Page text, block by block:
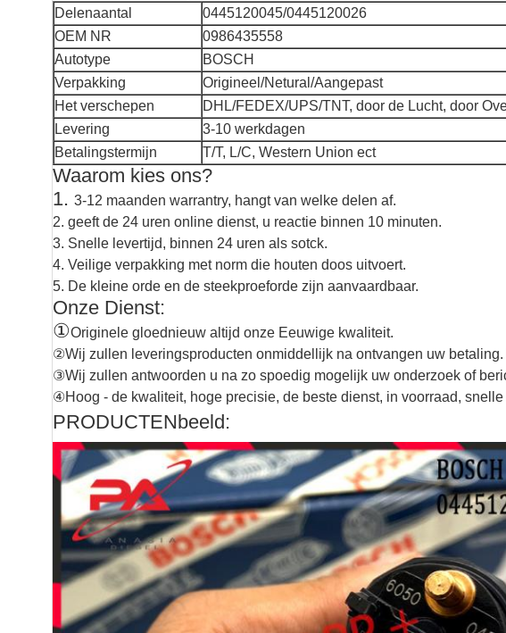
Delenaantal
0445120045/0445120026
OEM NR
0986435558
Autotype
BOSCH
Verpakking
Origineel/Netural/Aangepast
Het verschepen
DHL/FEDEX/UPS/TNT, door de Lucht, door
Levering
3-10 werkdagen
Betalingstermijn
T/T, L/C, Western Union ect
Waarom kies ons?
1. 3-12 maanden warrantry, hangt van welke delen af.
2. geeft de 24 uren online dienst, u reactie binnen 10 minuten.
3. Snelle levertijd, binnen 24 uren als sotck.
4. Veilige verpakking met norm die houten doos uitvoert.
5. De kleine orde en de steekproeforde zijn aanvaardbaar.
Onze Dienst:
①Originele gloednieuw altijd onze Eeuwige kwaliteit.
②Wij zullen leveringsproducten onmiddellijk na ontvangen uw betaling.
③Wij zullen antwoorden u na zo spoedig mogelijk uw onderzoek of
④Hoog - de kwaliteit, hoge precisie, de beste dienst, in voorraad,
PRODUCTENbeeld: